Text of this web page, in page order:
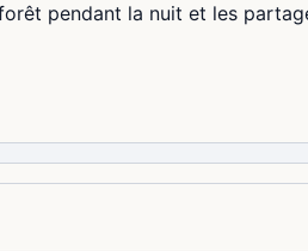
pendant la nuit et les